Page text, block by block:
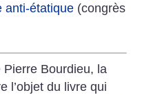
anti-étatique(congrès
Bourdieu, la
l’objet du livre qui